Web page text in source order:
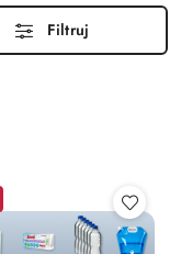
Filtruj